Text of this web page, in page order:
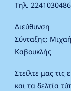
Τηλ. 2241030486
Διεύθυνση
Σύνταξης:
Καβουκλής
Στείλτε μας τις
και τα δελτία